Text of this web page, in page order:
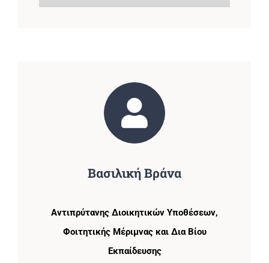
Βασιλική Βράνα
Αντιπρύτανης Διοικητικών Υποθέσεων,
Φοιτητικής Μέριμνας και Δια Βίου
Εκπαίδευσης